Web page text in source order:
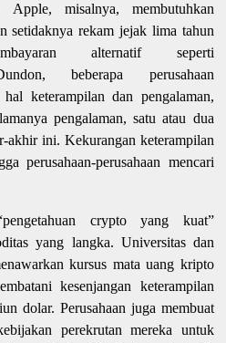
Apple, misalnya, membutuhkan
setidaknya rekam jejak lima tahun
alternatif seperti
beberapa perusahaan
keterampilan dan pengalaman,
pengalaman, satu atau dua
akhir ini. Kekurangan keterampilan
perusahaan-perusahaan mencari
crypto yang kuat”
yang langka. Universitas dan
kursus mata uang kripto
kesenjangan keterampilan
dolar. Perusahaan juga membuat
perekrutan mereka untuk